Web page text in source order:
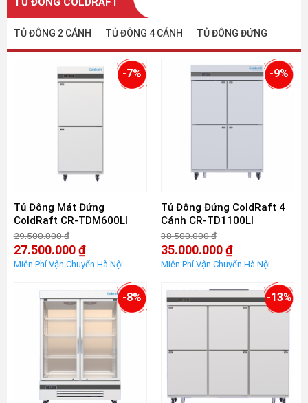
TỦ ĐÔNG 2 CÁNH TỦ ĐÔNG 4 CÁNH TỦ ĐÔNG ĐỨNG
-7%
Tủ Đông Mát Đứng
ColdRaft CR-TDM600LI
29.500.000₫
Giá
gốc
là:
27.500.000₫
Giá
27.500.000 ₫.
-9%
Tủ Đông Đứng ColdRaft 4
Cánh CR-TD1100LI
38.500.000₫
Giá
gốc
là:
35.000.000₫
Giá
là:
35.000.000 ₫.
-8% -13%